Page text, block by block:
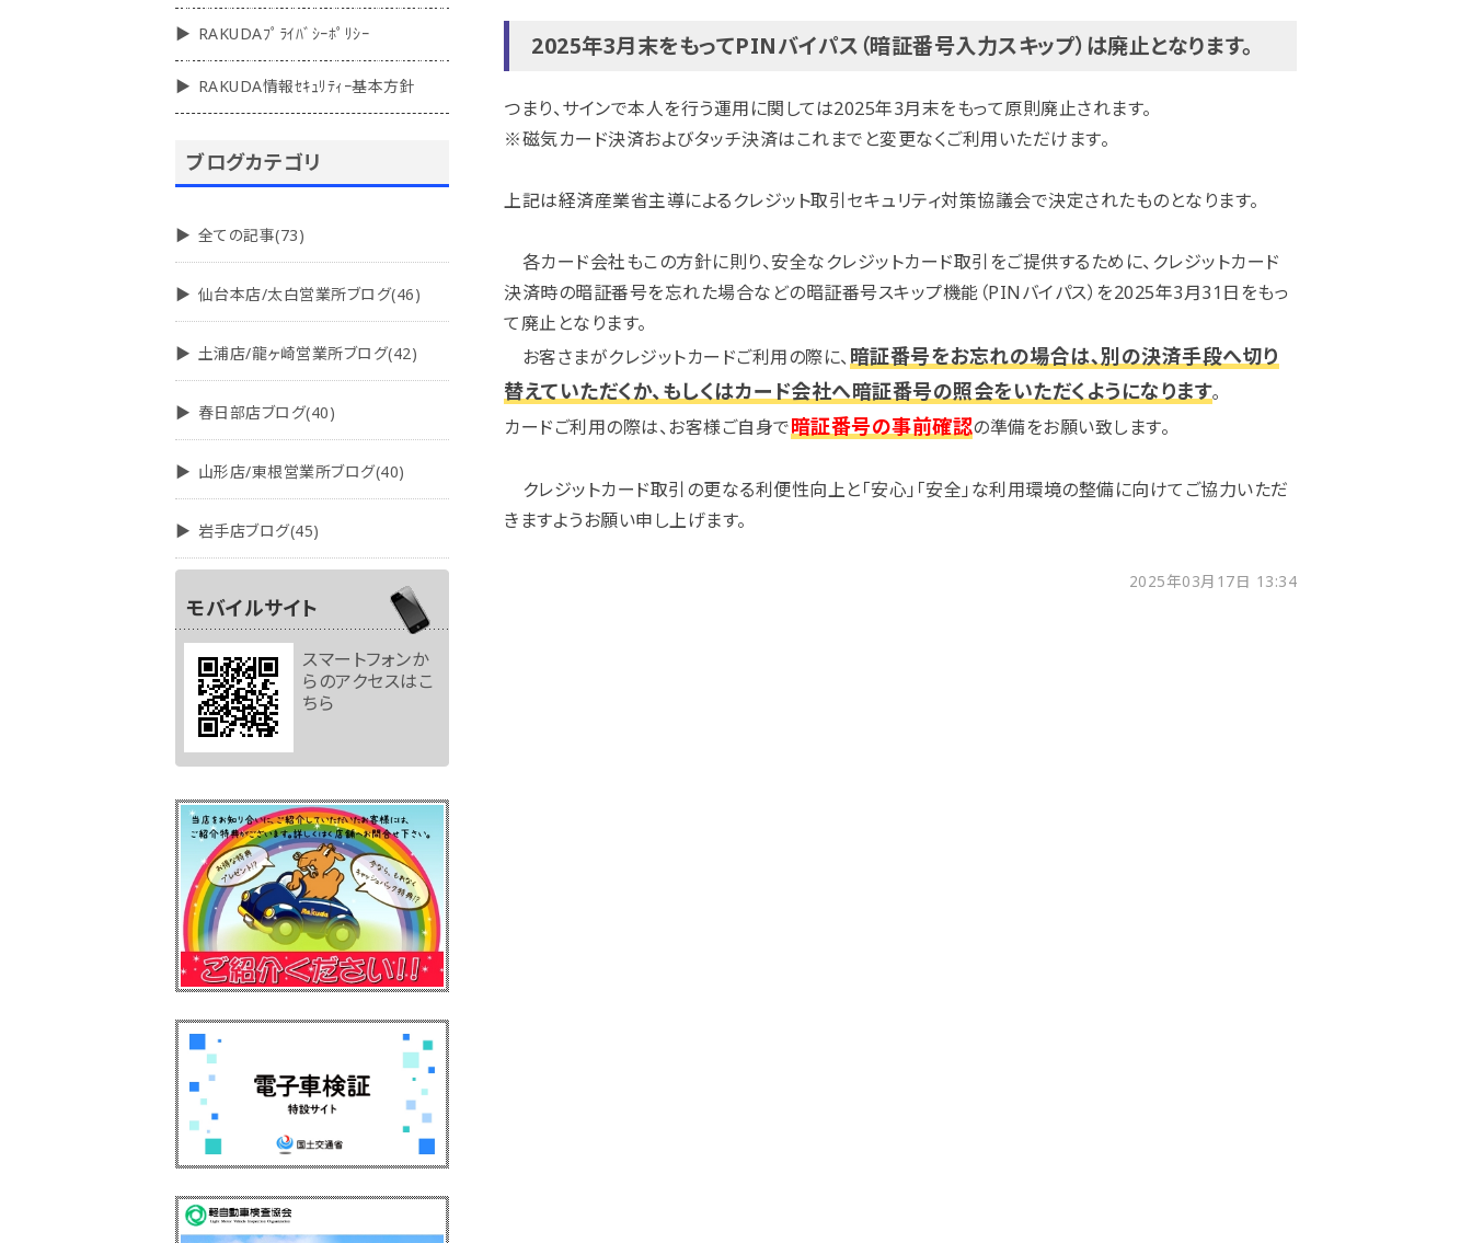
2025年3月末をもってPINバイパス（暗証番号入力スキップ）は廃止となります。
つまり、サインで本人を行う運用に関しては2025年3月末をもって原則廃止されます。
※磁気カード決済およびタッチ決済はこれまでと変更なくご利用いただけます。
上記は経済産業省主導によるクレジット取引セキュリティ対策協議会で決定されたものとなります。
各カード会社もこの方針に則り、安全なクレジットカード取引をご提供するために、クレジットカード
決済時の暗証番号を忘れた場合などの暗証番号スキップ機能（PINバイパス）を2025年3月31日をもっ
て廃止となります。
お客さまがクレジットカードご利用の際に、暗証番号をお忘れの場合は､別の決済手段へ切り
替えていただくか、もしくはカード会社へ暗証番号の照会をいただくようになります｡
カードご利用の際は、お客様ご自身で暗証番号の事前確認の準備をお願い致します。
クレジットカード取引の更なる利便性向上と「安心」「安全」な利用環境の整備に向けてご協力いただ
きますようお願い申し上げます。
2025年03月17日 13:34
RAKUDAﾌﾟﾗｲﾊﾞｼｰﾎﾟﾘｼｰ
RAKUDA情報ｾｷｭﾘﾃｨｰ基本方針
ブログカテゴリ
全ての記事(73)
仙台本店/太白営業所ブログ(46)
土浦店/龍ヶ崎営業所ブログ(42)
春日部店ブログ(40)
山形店/東根営業所ブログ(40)
岩手店ブログ(45)
モバイルサイト
スマートフォンか
らのアクセスはこ
ちら